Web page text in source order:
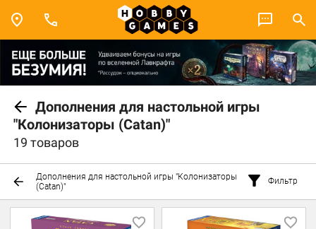
Дополнения для настольной игры
"Колонизаторы (Catan)"
19 товаров
Дополнения для настольной игры "Колонизаторы
(Catan)"
Фильтр